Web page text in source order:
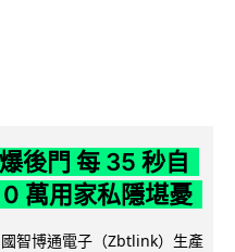
後門 每 35 秒自
萬用家私隱堪憂
智博通電子（Zbtlink）生產